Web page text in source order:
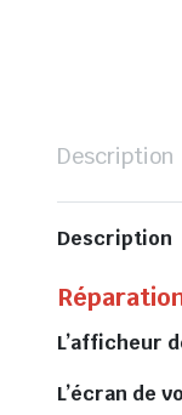
Description
Description
L’afficheur
L’écran de